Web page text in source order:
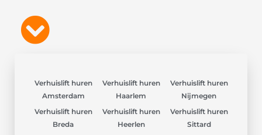
Verhuislift huren
Amsterdam
Verhuislift huren
Breda
Verhuislift huren
Haarlem
Verhuislift huren
Heerlen
Verhuislift huren
Nijmegen
Verhuislift huren
Sittard